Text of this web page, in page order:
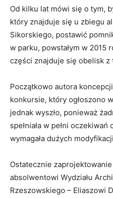
Od kilku lat mówi się o tym,
który znajduje się u zbiegu
Sikorskiego, postawić
w parku, powstałym w 2015
części znajduje się obelisk z
Początkowo autora
konkursie, który ogłoszono
jednak wyszło, ponieważ
spełniała w pełni
wymagała dużych
Ostatecznie
absolwentowi Wydziału
Rzeszowskiego – Eliaszowi